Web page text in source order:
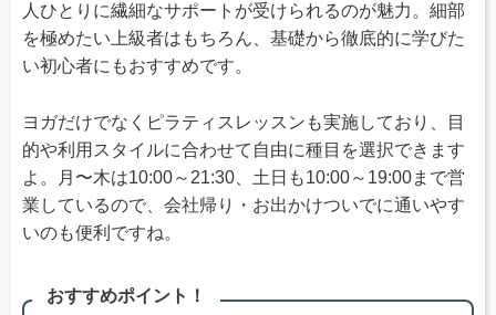
人ひとりに繊細なサポートが受けられるのが魅力。細部
を極めたい上級者はもちろん、基礎から徹底的に学びた
い初心者にもおすすめです。
ヨガだけでなくピラティスレッスンも実施しており、目
的や利用スタイルに合わせて自由に種目を選択できます
よ。月〜木は10:00～21:30、土日も10:00～19:00まで営
業しているので、会社帰り・お出かけついでに通いやす
いのも便利ですね。
おすすめポイント！